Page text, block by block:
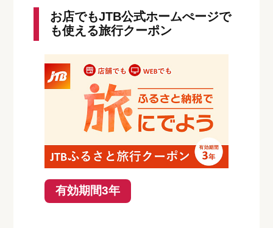
お店でもJTB公式ホームぺージで
も使える旅行クーポン
有効期間3年